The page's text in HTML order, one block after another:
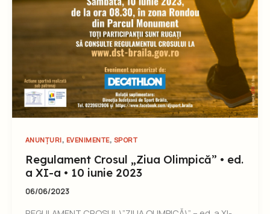
ANUNȚURI, EVENIMENTE, SPORT
Regulament Crosul „Ziua Olimpică” • ed.
a XI-a • 10 iunie 2023
06/06/2023